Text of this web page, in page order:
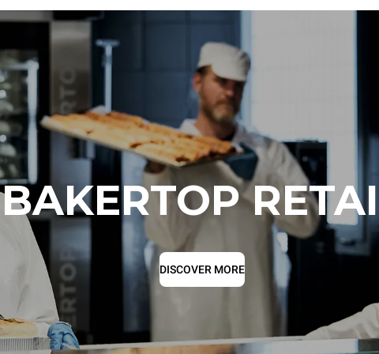
BAKERTOP
DISCOVER MORE